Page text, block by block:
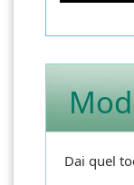
Dai quel